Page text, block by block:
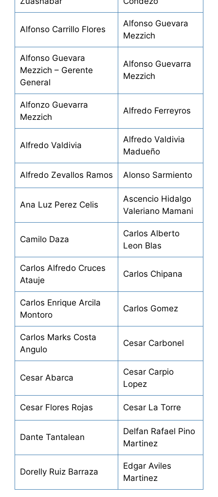
Alfonso Carrillo Flores
Alfonso Guevara
Mezzich
Alfonso Guevara
Mezzich – Gerente
General
Alfonso Guevarra
Mezzich
Alfonzo Guevarra
Mezzich
Alfredo Ferreyros
Alfredo Valdivia
Alfredo Valdivia
Madueño
Alfredo Zevallos Ramos Alonso Sarmiento
Ana Luz Perez Celis
Ascencio Hidalgo
Valeriano Mamani
Camilo Daza
Carlos Alberto
Leon Blas
Carlos Alfredo Cruces
Atauje
Carlos Chipana
Carlos Enrique Arcila
Montoro
Carlos Gomez
Carlos Marks Costa
Angulo
Cesar Carbonel
Cesar Abarca
Cesar Carpio
Lopez
Cesar Flores Rojas Cesar La Torre
Dante Tantalean
Delfa­n Rafael Pino
Martinez
Dorelly Ruiz Barraza
Edgar Aviles
Martinez